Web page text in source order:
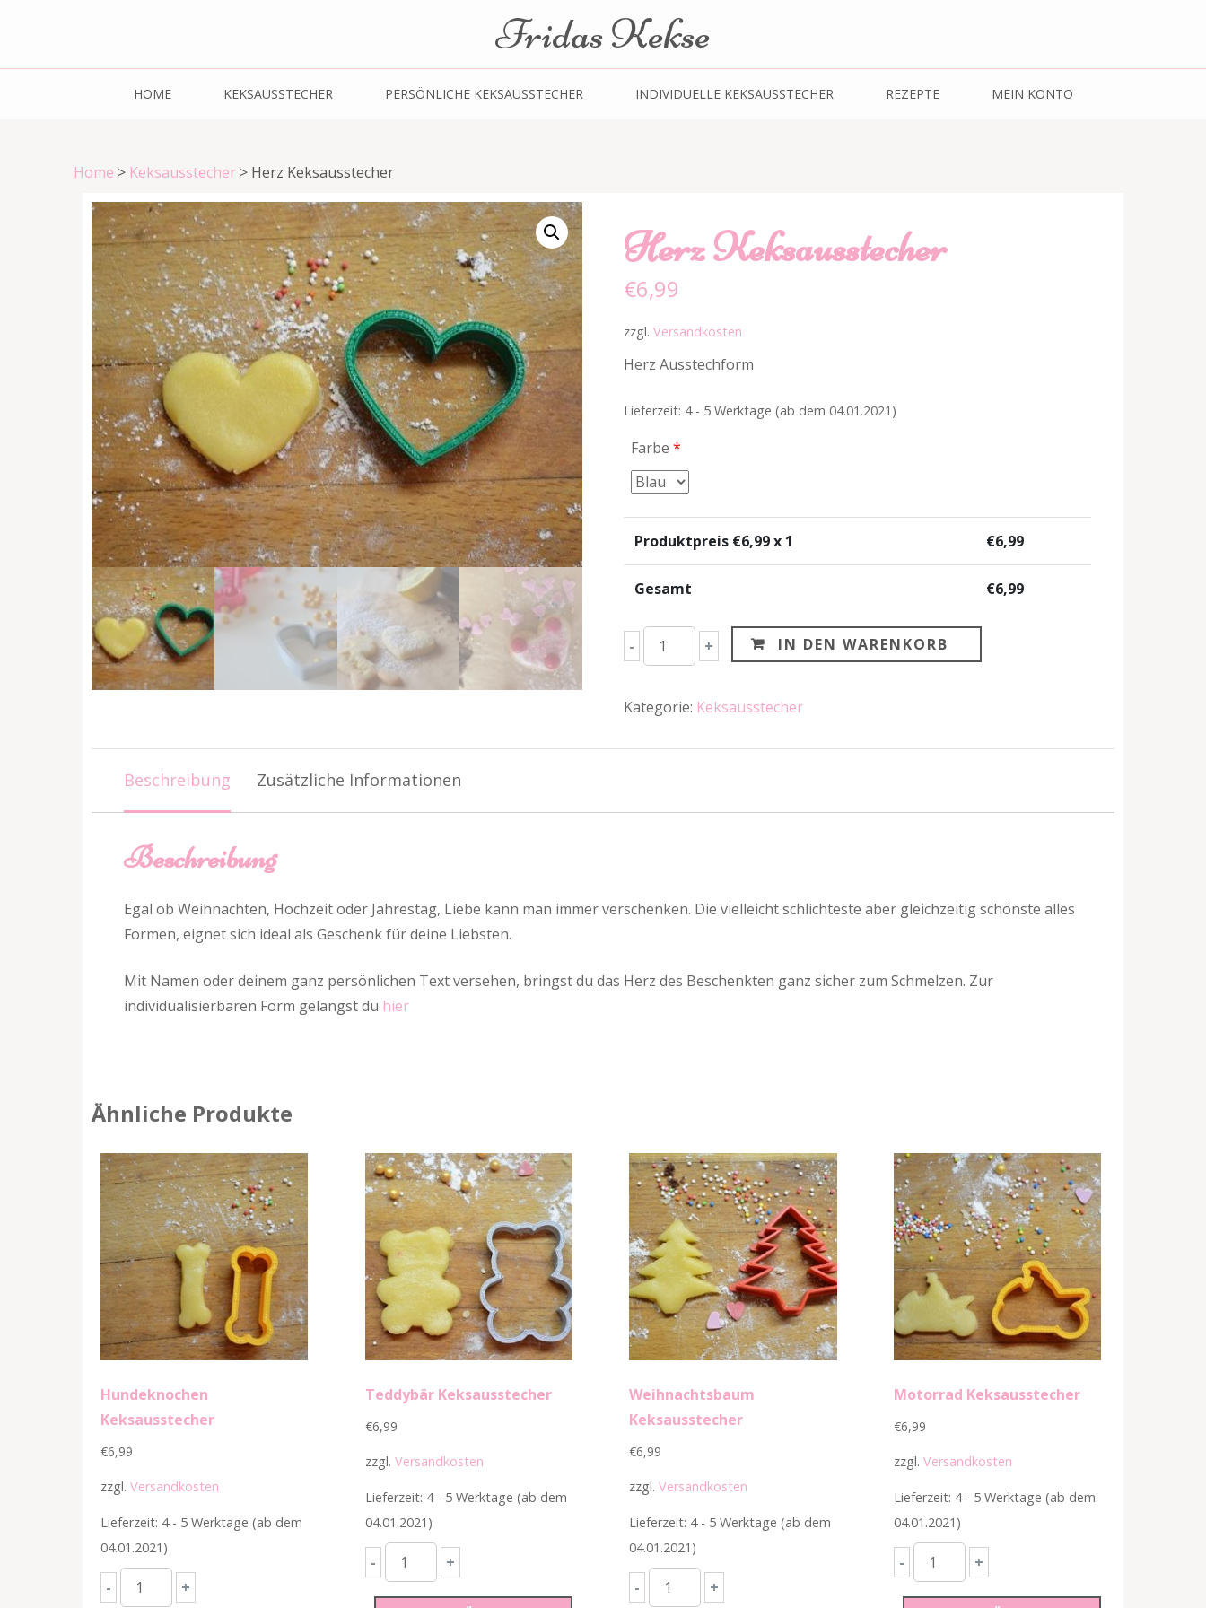
Fridas Kekse
HOME KEKSAUSSTECHER PERSÖNLICHE KEKSAUSSTECHER INDIVIDUELLE KEKSAUSSTECHER REZEPTE MEIN KONTO
Home > Keksausstecher > Herz Keksausstecher
Herz Keksausstecher
€6,99
zzgl. Versandkosten
Herz Ausstechform
Lieferzeit: 4 - 5 Werktage (ab dem 04.01.2021)
Farbe *
Produktpreis €6,99x 1 €6,99
Gesamt €6,99
-
Herz
Keksausstecher
+ IN DEN WARENKORB
Kategorie: Keksausstecher
Beschreibung Zusätzliche Informationen
Beschreibung
Egal ob Weihnachten, Hochzeit oder Jahrestag, Liebe kann man immer verschenken. Die vielleicht schlichteste aber gleichzeitig schönste alles
Formen, eignet sich ideal als Geschenk für deine Liebsten.
Mit Namen oder deinem ganz persönlichen Text versehen, bringst du das Herz des Beschenkten ganz sicher zum Schmelzen. Zur
individualisierbaren Form gelangst du hier
Ähnliche Produkte
Hundeknochen
Keksausstecher
€6,99
zzgl. Versandkosten
Lieferzeit: 4 - 5 Werktage (ab dem
04.01.2021)
-
Hundeknochen
Keksausstecher
+
Teddybär Keksausstecher
€6,99
zzgl. Versandkosten
Lieferzeit: 4 - 5 Werktage (ab dem
04.01.2021)
-
Teddybär
Keksausstecher
Menge
+
Weihnachtsbaum
Keksausstecher
€6,99
zzgl.Versandkosten
Lieferzeit: 4 - 5 Werktage (ab dem
04.01.2021)
-
Weihnachtsbaum
Keksausstecher
+
Motorrad Keksausstecher
€6,99
zzgl.Versandkosten
Lieferzeit: 4 - 5 Werktage (ab dem
04.01.2021)
-
Motorrad
Keksausstecher
Menge
+